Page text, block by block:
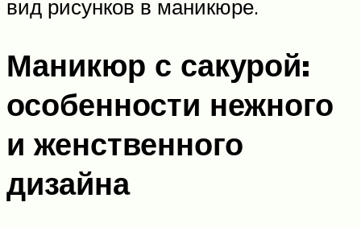
вид рисунков в маникюре.
Маникюр с сакурой:
особенности нежного
и женственного
дизайна